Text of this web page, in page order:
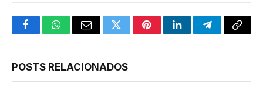
FacebookWhatsApp
Email TwitterPinterestLinkedInTelegramCopy
POSTS RELACIONADOS